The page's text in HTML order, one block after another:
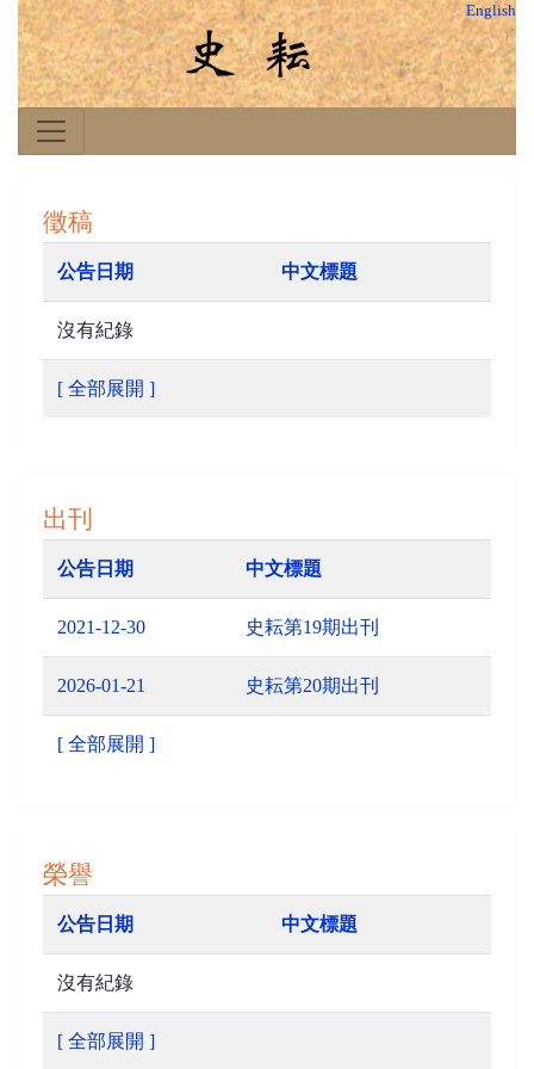
English
徵稿
公告日期 中文標題
沒有紀錄
[ 全部展開 ]
出刊
公告日期 中文標題
2021-12-30 史耘第19期出刊
2026-01-21 史耘第20期出刊
[ 全部展開 ]
榮譽
公告日期 中文標題
沒有紀錄
[ 全部展開 ]